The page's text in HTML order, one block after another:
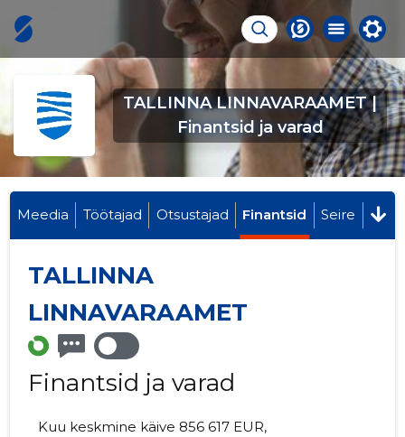
TALLINNA LINNAVARAAMET |
Finantsid ja varad
Meedia Töötajad Otsustajad Finantsid Seire
TALLINNA
LINNAVARAAMET
Finantsid ja varad
Kuu keskmine käive 856 617 EUR,